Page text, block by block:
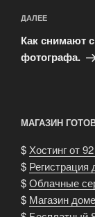
Следующая
запись
ДАЛЕЕ
Как снимают
фотографа.
МАГАЗИН
$ Хостинг от
$ Регистрация
$Облачные
$ Магазин